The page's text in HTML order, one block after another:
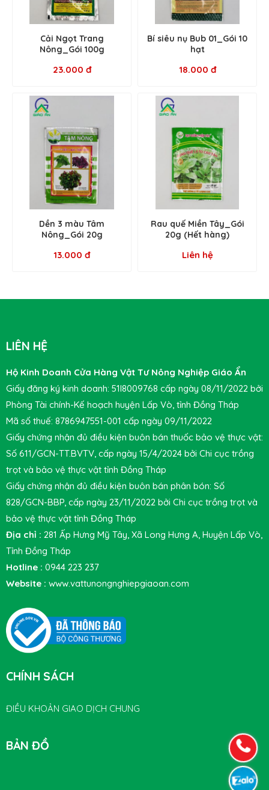
Cải Ngọt Trang
Nông_Gói 100g
23.000 đ
Bí siêu nụ Bub 01_Gói 10
hạt
18.000 đ
Dền 3 màu Tâm
Nông_Gói 20g
13.000 đ
Rau quế Miền Tây_Gói
20g (Hết hàng)
Liên hệ
LIÊN HỆ
Hộ Kinh Doanh Cửa Hàng Vật Tư Nông Nghiệp Giáo Ẩn
Giấy đăng ký kinh doanh: 51I8009768 cấp ngày 08/11/2022 bởi
Phòng Tài chính-Kế hoạch huyện Lấp Vò, tỉnh Đồng Tháp
Mã số thuế: 8786947551-001 cấp ngày 09/11/2022
Giấy chứng nhận đủ điều kiện buôn bán thuốc bảo vệ thực vật:
Số 611/GCN-TT.BVTV, cấp ngày 15/4/2024 bởi Chi cục trồng
trọt và bảo vệ thực vật tỉnh Đồng Tháp
Giấy chứng nhận đủ điều kiện buôn bán phân bón: Số
828/GCN-BBP, cấp ngày 23/11/2022 bởi Chi cục trồng trọt và
bảo vệ thực vật tỉnh Đồng Tháp
Địa chỉ : 281 Ấp Hưng Mỹ Tây, Xã Long Hưng A, Huyện Lấp Vò,
Tỉnh Đồng Tháp
Hotline : 0944 223 237
Website : www.vattunongnghiepgiaoan.com
CHÍNH SÁCH
ĐIỀU KHOẢN GIAO DỊCH CHUNG
BẢN ĐỒ